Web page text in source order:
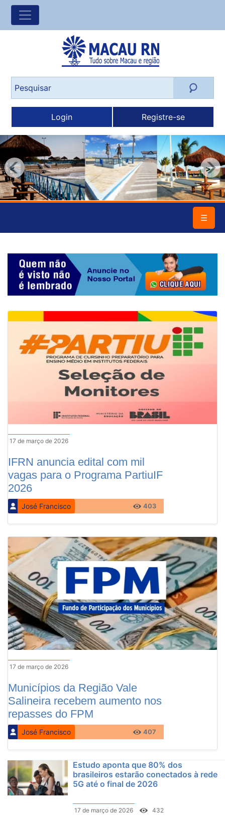
Login Registre-se
< >
☰
17 de março de 2026
IFRN anuncia edital com mil
vagas para o Programa PartiuIF
2026
José Francisco 403
17 de março de 2026
Municípios da Região Vale
Salineira recebem aumento nos
repasses do FPM
José Francisco 407
Estudo aponta que 80% dos
brasileiros estarão conectados à rede
5G até o final de 2026
17 de março de 2026 432